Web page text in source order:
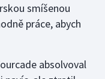
smíšenou
práce, abych
absolvoval